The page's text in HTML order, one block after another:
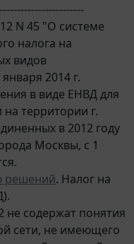
N 45 "О системе
налога на
видов
2014 г.
в виде ЕНВД для
территории г.
в 2012 году
Москвы, с 1
решений. Налог на
не содержат понятия
сети, не имеющего